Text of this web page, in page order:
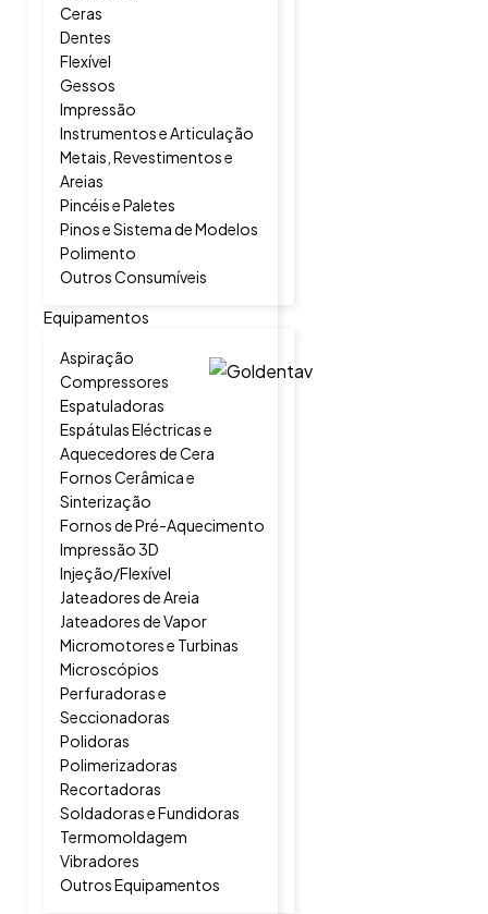
Ceras
Dentes
Flexível
Gessos
Impressão
Instrumentos e Articulação
Metais, Revestimentos e
Areias
Pincéis e Paletes
Pinos e Sistema de Modelos
Polimento
Outros Consumíveis
Equipamentos
Aspiração
Compressores
Espatuladoras
Espátulas Eléctricas e
Aquecedores de Cera
Fornos Cerâmica e
Sinterização
Fornos de Pré-Aquecimento
Impressão 3D
Injeção/Flexível
Jateadores de Areia
Jateadores de Vapor
Micromotores e Turbinas
Microscópios
Perfuradoras e
Seccionadoras
Polidoras
Polimerizadoras
Recortadoras
Soldadoras e Fundidoras
Termomoldagem
Vibradores
Outros Equipamentos